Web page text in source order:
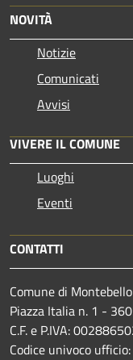
NOVITÀ
Notizie
Comunicati
Avvisi
VIVERE IL COMUNE
Luoghi
Eventi
CONTATTI
Comune di
Piazza Italia n. 1 -
C.F. e P.IVA:
Codice univoco ufficio: